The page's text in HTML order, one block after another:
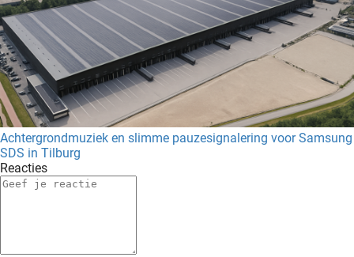
Achtergrondmuziek en slimme pauzesignalering voor Samsung
SDS in Tilburg
Reacties